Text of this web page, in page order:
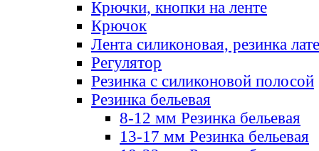
Крючки, кнопки на ленте
Крючок
Лента силиконовая, резинка
Регулятор
Резинка с силиконовой полосой
Резинка бельевая
8-12 мм Резинка бельевая
13-17 мм Резинка бельевая